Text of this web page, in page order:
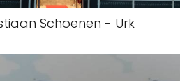
Schoenen - Urk